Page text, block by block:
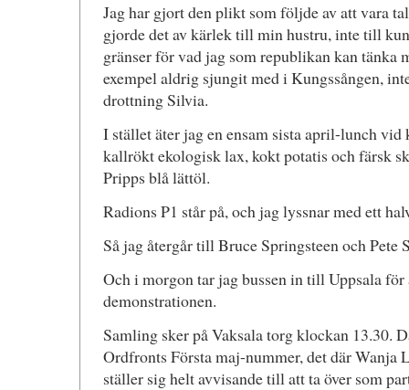
Jag har gjort den plikt som följde av att vara
gjorde det av kärlek till min hustru, inte till
gränser för vad jag som republikan kan tänka
exempel aldrig sjungit med i Kungssången,
drottning Silvia.
I stället äter jag en ensam sista april-lunch
kallrökt ekologisk lax, kokt potatis och färsk
Pripps blå lättöl.
Radions P1 står på, och jag lyssnar med ett
Så jag återgår till Bruce Springsteen och Pete
Och i morgon tar jag bussen in till Uppsala
demonstrationen.
Samling sker på Vaksala torg klockan 13.30.
Ordfronts Första maj-nummer, det där Wanja
ställer sig helt avvisande till att ta över som